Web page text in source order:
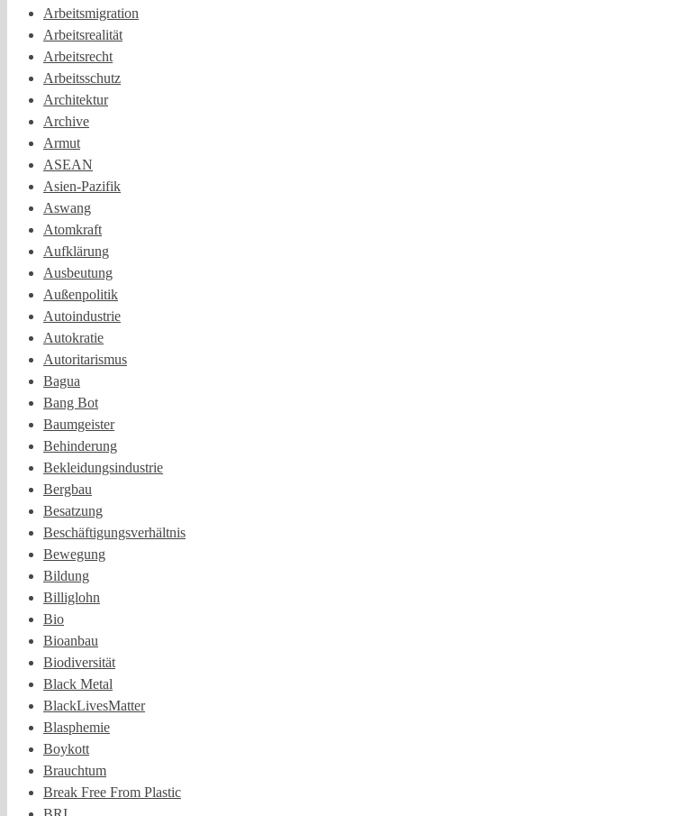
Arbeitsmigration
Arbeitsrealität
Arbeitsrecht
Arbeitsschutz
Architektur
Archive
Armut
ASEAN
Asien-Pazifik
Aswang
Atomkraft
Aufklärung
Ausbeutung
Außenpolitik
Autoindustrie
Autokratie
Autoritarismus
Bagua
Bang Bot
Baumgeister
Behinderung
Bekleidungsindustrie
Bergbau
Besatzung
Beschäftigungsverhältnis
Bewegung
Bildung
Billiglohn
Bio
Bioanbau
Biodiversität
Black Metal
BlackLivesMatter
Blasphemie
Boykott
Brauchtum
Break Free From Plastic